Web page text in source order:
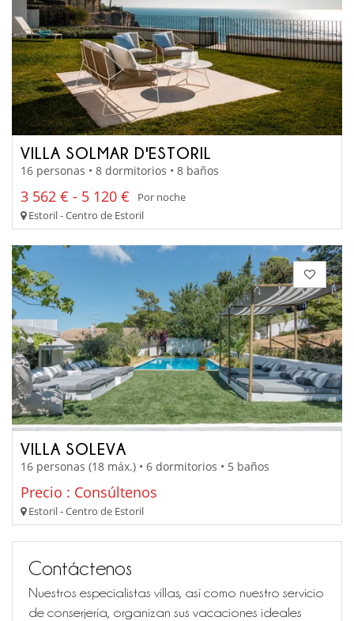
VILLA SOLMAR D'ESTORIL
16 personas • 8 dormitorios • 8 baños
3 562 € - 5 120 €
Por noche
Estoril - Centro de Estoril
VILLA SOLEVA
16 personas (18 máx.) • 6 dormitorios • 5 baños
Precio : Consúltenos
Estoril - Centro de Estoril
Contáctenos
Nuestros especialistas villas, así como nuestro servicio
de conserjería, organizan sus vacaciones ideales